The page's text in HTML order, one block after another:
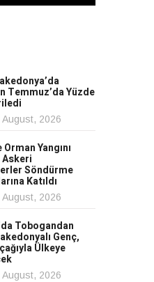
Temmuz’da Yüzde
August, 2026
Yangını
Söndürme
Katıldı
August, 2026
Tobogandan
Genç,
Ülkeye
August, 2026